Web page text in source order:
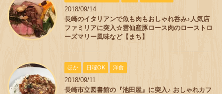
2018/09/14
長崎のイタリアンで魚も肉もおしゃれ呑み♪人気店
ファミリアに突入☆雲仙産豚ロース肉のローストロ
ーズマリー風味など【まち】
ほか 日曜OK 洋食
2018/09/11
長崎市立図書館の『池田屋』に突入♪ おしゃれカフ